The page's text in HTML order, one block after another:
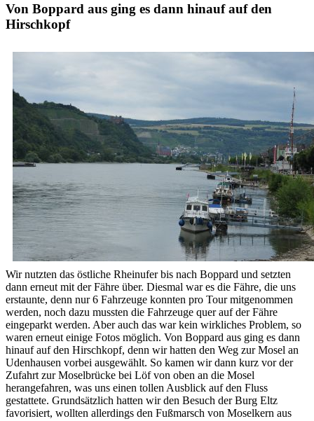
Von Boppard aus ging es dann hinauf auf den
Hirschkopf
Wir nutzten das östliche Rheinufer bis nach Boppard und setzten
dann erneut mit der Fähre über. Diesmal war es die Fähre, die uns
erstaunte, denn nur 6 Fahrzeuge konnten pro Tour mitgenommen
werden, noch dazu mussten die Fahrzeuge quer auf der Fähre
eingeparkt werden. Aber auch das war kein wirkliches Problem, so
waren erneut einige Fotos möglich. Von Boppard aus ging es dann
hinauf auf den Hirschkopf, denn wir hatten den Weg zur Mosel an
Udenhausen vorbei ausgewählt. So kamen wir dann kurz vor der
Zufahrt zur Moselbrücke bei Löf von oben an die Mosel
herangefahren, was uns einen tollen Ausblick auf den Fluss
gestattete. Grundsätzlich hatten wir den Besuch der Burg Eltz
favorisiert, wollten allerdings den Fußmarsch von Moselkern aus